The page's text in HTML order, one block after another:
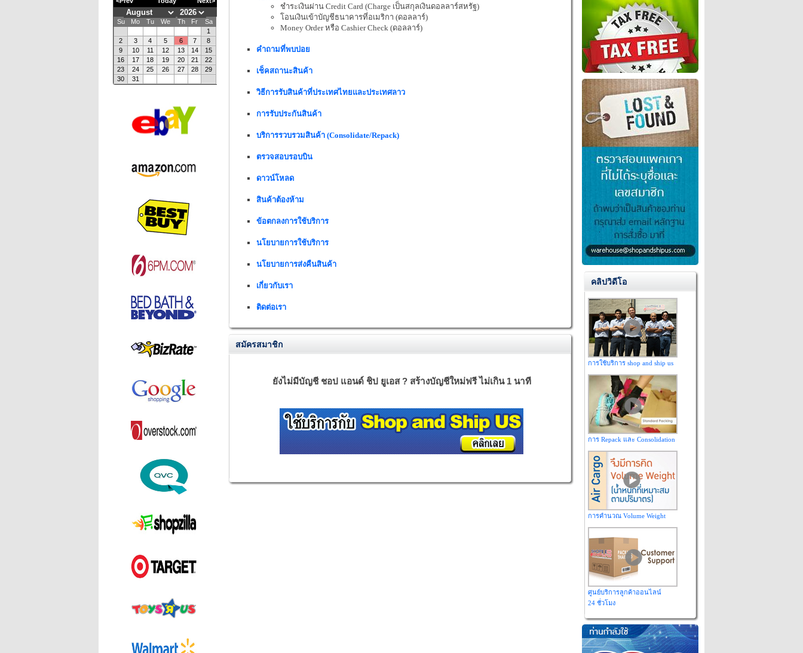
ชำระเงินผ่าน Credit Card (Charge เป็นสกุลเงินดอลลาร์สหรัฐ)
โอนเงินเข้าบัญชีธนาคารที่อเมริกา (ดอลลาร์)
Money Order หรือ Cashier Check (ดอลลาร์)
คำถามที่พบบ่อย
เช็คสถานะสินค้า
วิธีการรับสินค้าที่ประเทศไทยและประเทศลาว
การรับประกันสินค้า
บริการรวบรวมสินค้า (Consolidate/Repack)
ตรวจสอบรอบบิน
ดาวน์โหลด
สินค้าต้องห้าม
ข้อตกลงการใช้บริการ
นโยบายการใช้บริการ
นโยบายการส่งคืนสินค้า
เกี่ยวกับเรา
ติดต่อเรา
สมัครสมาชิก
ยังไม่มีบัญชี ชอป แอนด์ ชิป ยูเอส ? สร้างบัญชีใหม่ฟรี ไม่เกิน 1 นาที
คลิปวิดีโอ
การใช้บริการ shop and ship us
การ Repack และ Consolidation
การคำนวณ Volume Weight
ศูนย์บริการลูกค้าออนไลน์
24 ชั่วโมง